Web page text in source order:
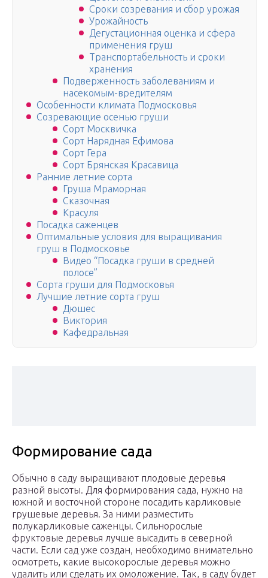
Сроки созревания и сбор урожая
Урожайность
Дегустационная оценка и сфера
применения груш
Транспортабельность и сроки
хранения
Подверженность заболеваниям и
насекомым-вредителям
Особенности климата Подмосковья
Созревающие осенью груши
Сорт Москвичка
Сорт Нарядная Ефимова
Сорт Гера
Сорт Брянская Красавица
Ранние летние сорта
Груша Мраморная
Сказочная
Красуля
Посадка саженцев
Оптимальные условия для выращивания
груш в Подмосковье
Видео “Посадка груши в средней
полосе”
Сорта груши для Подмосковья
Лучшие летние сорта груш
Дюшес
Виктория
Кафедральная
Формирование сада
Обычно в саду выращивают плодовые деревья
разной высоты. Для формирования сада, нужно на
южной и восточной стороне посадить карликовые
грушевые деревья. За ними разместить
полукарликовые саженцы. Сильнорослые
фруктовые деревья лучше высадить в северной
части. Если сад уже создан, необходимо внимательно
осмотреть, какие высокорослые деревья можно
удалить или сделать их омоложение. Так, в саду будет